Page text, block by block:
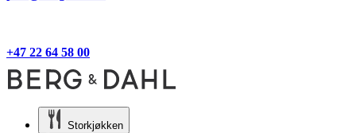
+47 22 64 58 00
Storkjøkken